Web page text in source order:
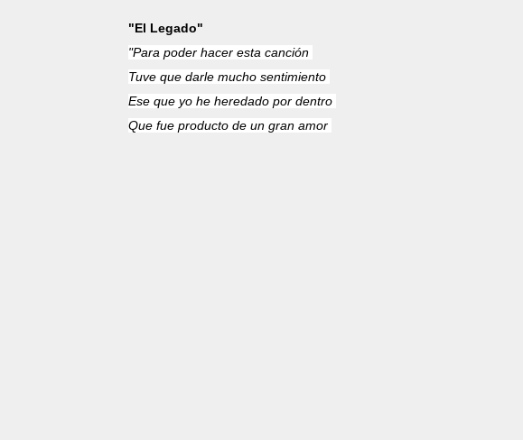
"El Legado"
"Para poder hacer esta canción
Tuve que darle mucho sentimiento
Ese que yo he heredado por dentro
Que fue producto de un gran amor